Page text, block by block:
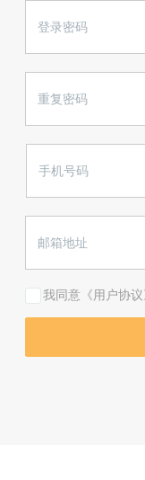
我同意《用户协议